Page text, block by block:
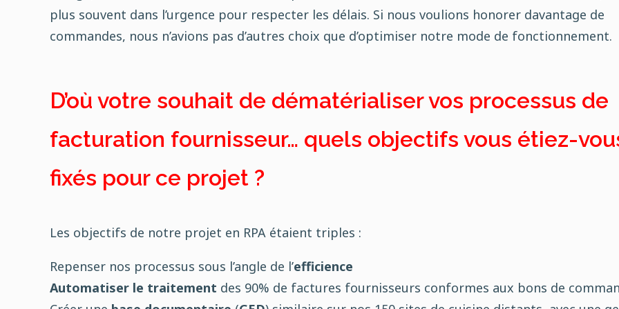
plus souvent dans l’urgence pour respecter les délais. Si nous voulions honorer davantage de
commandes, nous n’avions pas d’autres choix que d’optimiser notre mode de fonctionnement.
D’où votre souhait de dématérialiser vos processus de
facturation fournisseur… quels objectifs vous étiez-
fixés pour ce projet ?
Les objectifs de notre projet en RPA étaient triples :
Repenser nos processus sous l’angle de l’efficience
Automatiser le traitement des 90% de factures fournisseurs conformes aux bons de